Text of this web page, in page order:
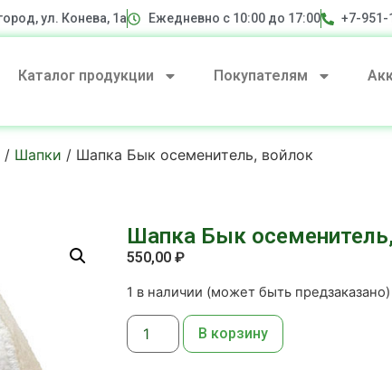
ул. Конева, 1а Ежедневно с 10:00 до 17:00 +7-951-
Каталог продукции Покупателям
/ Шапки / Шапка Бык осеменитель, войлок
Шапка Бык
550,00 ₽
1 в наличии (может быть предзаказано)
В корзину